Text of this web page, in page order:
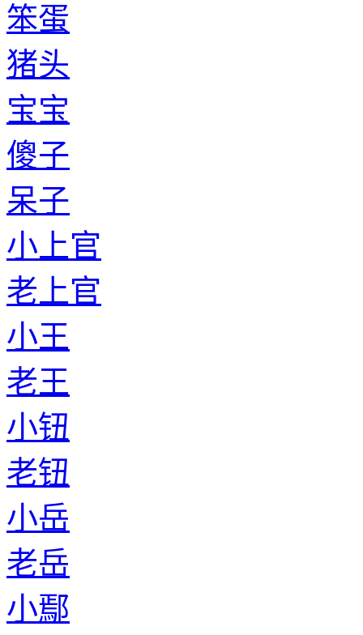
笨蛋
猪头
宝宝
傻子
呆子
小上官
老上官
小王
老王
小钮
老钮
小岳
老岳
小鄢